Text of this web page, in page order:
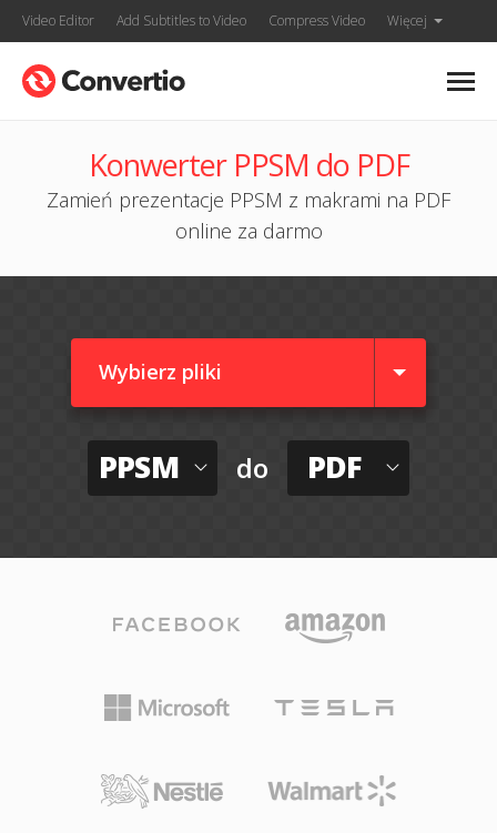
Video Editor Add Subtitles to Video Compress Video Więcej
Konwerter PPSM do PDF
Zamień prezentacje PPSM z makrami na PDF
online za darmo
Wybierz pliki
PPSM do PDF